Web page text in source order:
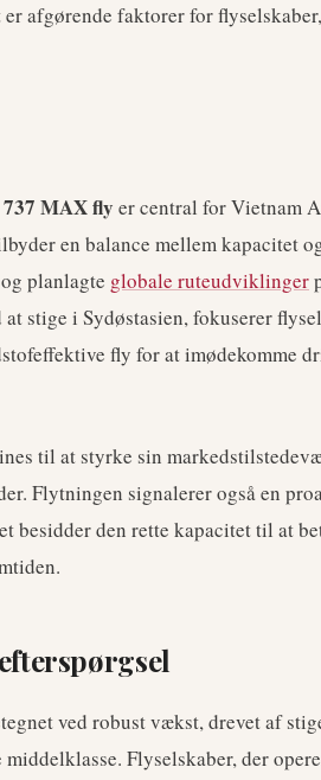
afgørende faktorer for
MAX fly er central for Vietnam
en balance mellem kapacitet
planlagte globale ruteudviklinger
stige i Sydøstasien, fokuserer
fly for at imødekomme
til at styrke sin
Flytningen signalerer også en
besidder den rette kapacitet til at
ved robust vækst, drevet af
Flyselskaber, der